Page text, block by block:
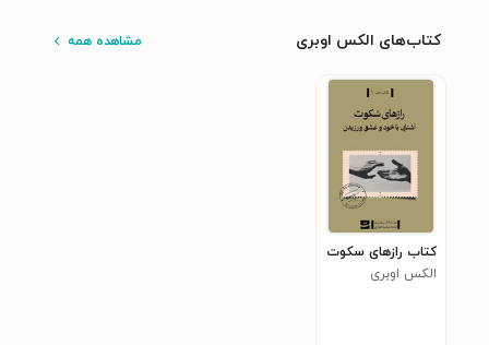
کتاب‌های الکس اوبری مشاهده همه
کتاب رازهای سکوت
الکس اوبری